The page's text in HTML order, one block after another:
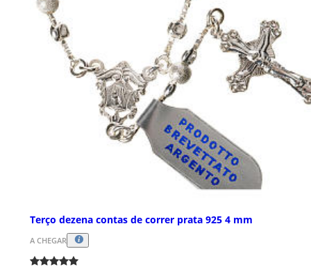
Terço dezena contas de correr prata 925 4 mm
A CHEGAR